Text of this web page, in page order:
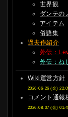
世界観
ダンテの
アイテム
俗語集
過去作紹介
外伝：
外伝：ね
Wiki運営方針
2026-06-26 (金)
コメント通報
2026-08-07 (金)